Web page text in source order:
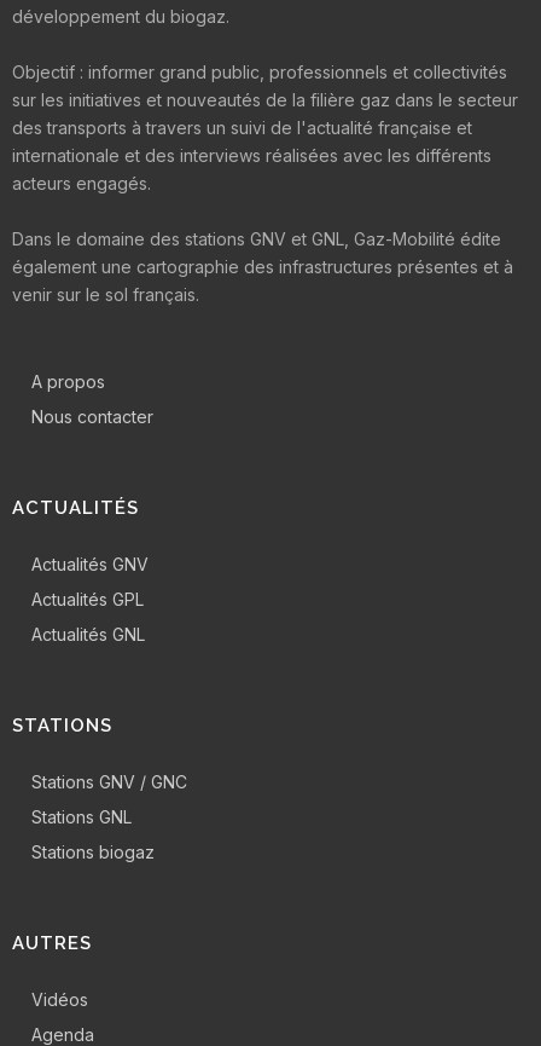
développement du biogaz.
Objectif : informer grand public, professionnels et collectivités
sur les initiatives et nouveautés de la filière gaz dans le secteur
des transports à travers un suivi de l'actualité française et
internationale et des interviews réalisées avec les différents
acteurs engagés.
Dans le domaine des stations GNV et GNL, Gaz-Mobilité édite
également une cartographie des infrastructures présentes et à
venir sur le sol français.
A propos
Nous contacter
ACTUALITÉS
Actualités GNV
Actualités GPL
Actualités GNL
STATIONS
Stations GNV / GNC
Stations GNL
Stations biogaz
AUTRES
Vidéos
Agenda